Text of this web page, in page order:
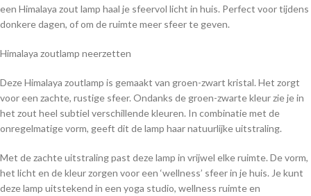
een Himalaya zout lamp haal je sfeervol licht in huis. Perfect voor tijdens
donkere dagen, of om de ruimte meer sfeer te geven.
Himalaya zoutlamp neerzetten
Deze Himalaya zoutlamp is gemaakt van groen-zwart kristal. Het zorgt
voor een zachte, rustige sfeer. Ondanks de groen-zwarte kleur zie je in
het zout heel subtiel verschillende kleuren. In combinatie met de
onregelmatige vorm, geeft dit de lamp haar natuurlijke uitstraling.
Met de zachte uitstraling past deze lamp in vrijwel elke ruimte. De vorm,
het licht en de kleur zorgen voor een ‘wellness’ sfeer in je huis. Je kunt
deze lamp uitstekend in een yoga studio, wellness ruimte en